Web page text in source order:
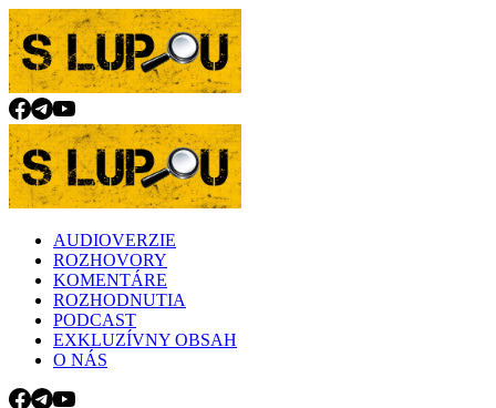
Menu
Search
Menu slupou.sk
AUDIOVERZIE
ROZHOVORY
KOMENTÁRE
ROZHODNUTIA
PODCAST
EXKLUZÍVNY OBSAH
O NÁS